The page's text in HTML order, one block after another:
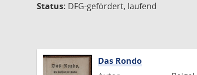
Status: DFG-gefördert, laufend
Das Rondo